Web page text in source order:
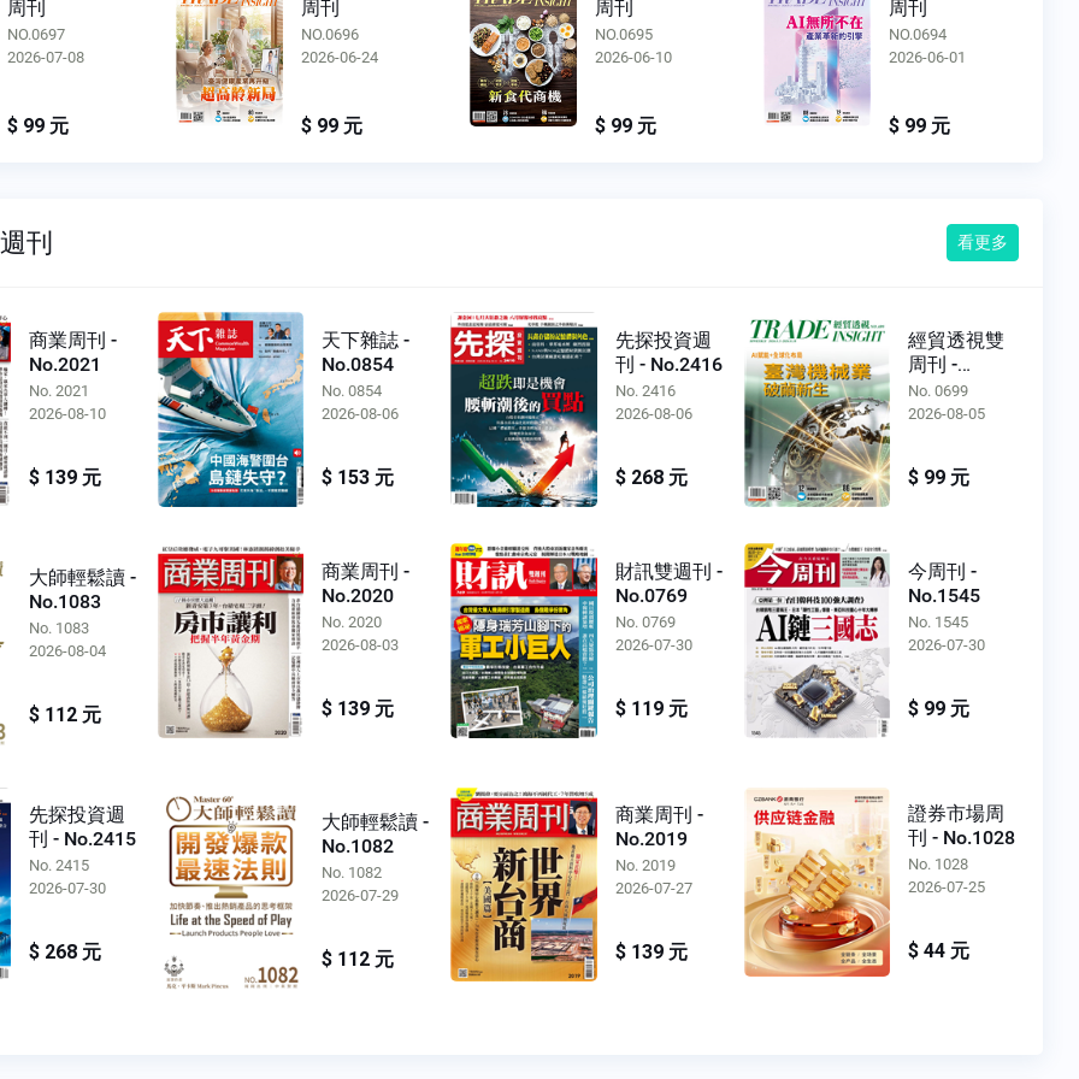
周刊
NO.0697
2026-07-08
$ 99 元
周刊
NO.0696
2026-06-24
$ 99 元
周刊
NO.0695
2026-06-10
$ 99 元
周刊
NO.0694
2026-06-01
$ 99 元
刊 看更多
商業周刊 -
No.2021
No. 2021
2026-08-10
$ 139 元
天下雜誌 -
No.0854
No. 0854
2026-08-06
$ 153 元
先探投資週
刊 - No.2416
No. 2416
2026-08-06
$ 268 元
經貿透視雙
周刊 -
No.0699
No. 0699
2026-08-05
$ 99 元
大師輕鬆讀 -
No.1083
No. 1083
2026-08-04
$ 112 元
商業周刊 -
No.2020
No. 2020
2026-08-03
$ 139 元
財訊雙週刊 -
No.0769
No. 0769
2026-07-30
$ 119 元
今周刊 -
No.1545
No. 1545
2026-07-30
$ 99 元
先探投資週
刊 - No.2415
No. 2415
2026-07-30
$ 268 元
大師輕鬆讀 -
No.1082
No. 1082
2026-07-29
$ 112 元
商業周刊 -
No.2019
No. 2019
2026-07-27
$ 139 元
證券市場周
刊 - No.1028
No. 1028
2026-07-25
$ 44 元